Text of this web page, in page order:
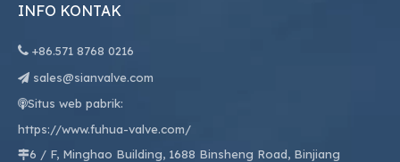
INFO KONTAK
 +86.571 8768 0216
 sales@sianvalve.com
Situs web pabrik:
https://www.fuhua-valve.com/
6 / F, Minghao Building, 1688 Binsheng Road, Binjiang